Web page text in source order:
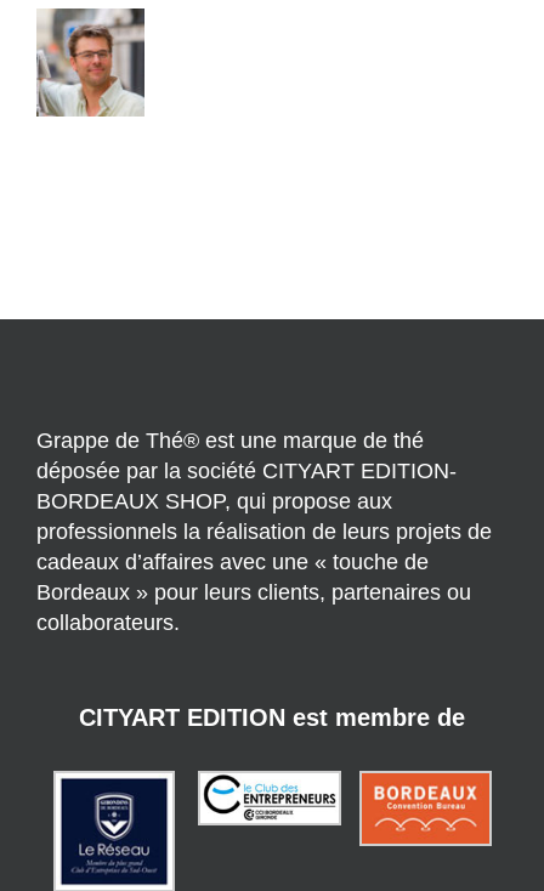
Grappe de Thé® est une marque de thé
déposée par la société CITYART EDITION-
BORDEAUX SHOP, qui propose aux
professionnels la réalisation de leurs projets de
cadeaux d’affaires avec une « touche de
Bordeaux » pour leurs clients, partenaires ou
collaborateurs.
CITYART EDITION est membre de